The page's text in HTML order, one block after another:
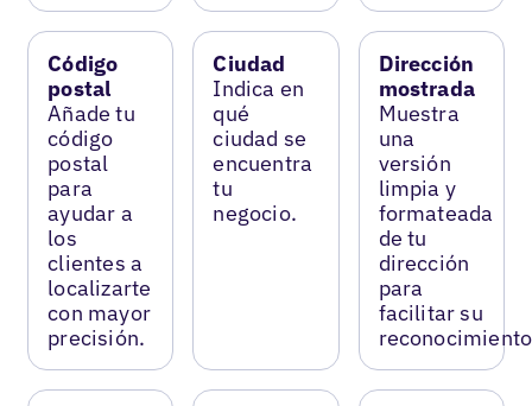
Código
postal
Añade tu
código
postal
para
ayudar a
los
clientes a
localizarte
con mayor
precisión.
Ciudad
Indica en
qué
ciudad se
encuentra
tu
negocio.
Dirección
mostrada
Muestra
una
versión
limpia y
formateada
de tu
dirección
para
facilitar su